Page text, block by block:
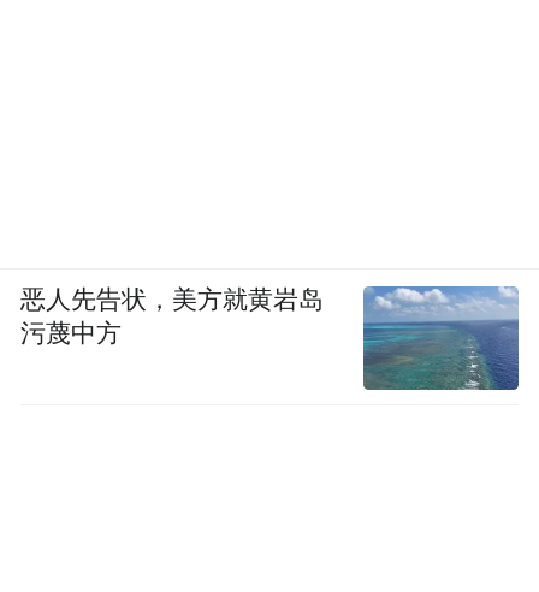
恶人先告状，美方就黄岩岛
污蔑中方